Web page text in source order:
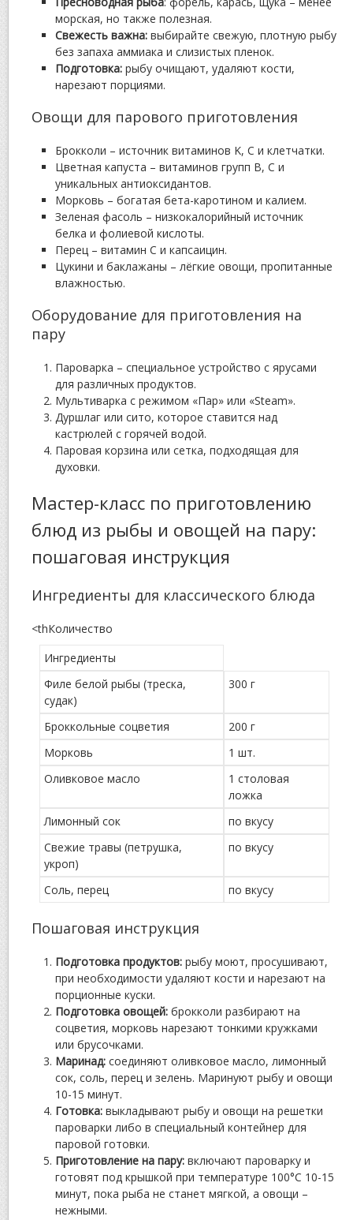
морская, но также полезная.
Свежесть важна: выбирайте свежую, плотную рыбу
без запаха аммиака и слизистых пленок.
Подготовка: рыбу очищают, удаляют кости,
нарезают порциями.
Овощи для парового приготовления
Брокколи – источник витаминов K, C и клетчатки.
Цветная капуста – витаминов групп B, C и
уникальных антиоксидантов.
Морковь – богатая бета-каротином и калием.
Зеленая фасоль – низкокалорийный источник
белка и фолиевой кислоты.
Перец – витамин C и капсаицин.
Цукини и баклажаны – лёгкие овощи, пропитанные
влажностью.
Оборудование для приготовления на
пару
Пароварка – специальное устройство с ярусами
для различных продуктов.
Мультиварка с режимом «Пар» или «Steam».
Дуршлаг или сито, которое ставится над
кастрюлей с горячей водой.
Паровая корзина или сетка, подходящая для
духовки.
Мастер-класс по приготовлению
блюд из рыбы и овощей на пару:
пошаговая инструкция
Ингредиенты для классического блюда
<thКоличество
Ингредиенты
Филе белой рыбы (треска,
судак)
300 г
Броккольные соцветия
200 г
Морковь
1 шт.
Оливковое масло
1 столовая
ложка
Лимонный сок
по вкусу
Свежие травы (петрушка,
укроп)
по вкусу
Соль, перец по вкусу
Пошаговая инструкция
Подготовка продуктов: рыбу моют, просушивают,
при необходимости удаляют кости и нарезают на
порционные куски.
Подготовка овощей: брокколи разбирают на
соцветия, морковь нарезают тонкими кружками
или брусочками.
Маринад: соединяют оливковое масло, лимонный
сок, соль, перец и зелень. Маринуют рыбу и овощи
10-15 минут.
Готовка: выкладывают рыбу и овощи на решетки
пароварки либо в специальный контейнер для
паровой готовки.
Приготовление на пару: включают пароварку и
готовят под крышкой при температуре 100°C 10-15
минут, пока рыба не станет мягкой, а овощи –
нежными.